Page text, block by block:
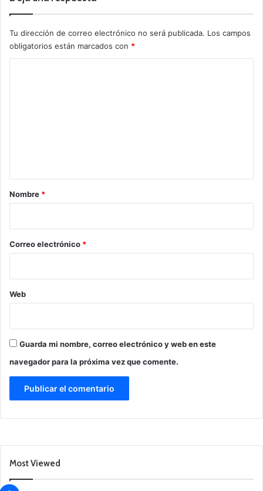
Tu dirección de correo electrónico no será publicada. Los campos
obligatorios están marcados con *
r
*
Nombre *
Correo electrónico *
Web
Guarda mi nombre, correo electrónico y web en este
navegador para la próxima vez que comente.
Most Viewed